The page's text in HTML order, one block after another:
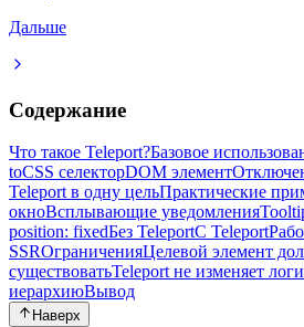
Дальше
Содержание
Что такое Teleport?Базовое
toCSS селекторDOM элемент
Teleport в одну цельПрактические
окноВсплывающие уведомления
position: fixedБез TeleportС Teleport
SSRОграниченияЦелевой элемент
существоватьTeleport не изменяет
иерархиюВывод
Наверх